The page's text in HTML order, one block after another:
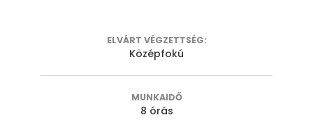
ELVÁRT VÉGZETTSÉG:
Középfokú
MUNKAIDŐ
8 órás